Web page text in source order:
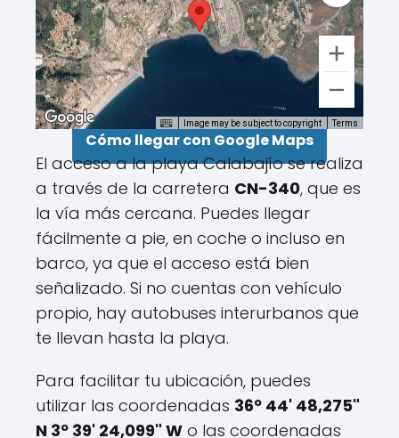
Image may be subject to copyright Terms
Cómo llegar con Google Maps
El acceso a la playa Calabajío se realiza
a través de la carretera CN-340, que es
la vía más cercana. Puedes llegar
fácilmente a pie, en coche o incluso en
barco, ya que el acceso está bien
señalizado. Si no cuentas con vehículo
propio, hay autobuses interurbanos que
te llevan hasta la playa.
Para facilitar tu ubicación, puedes
utilizar las coordenadas 36º 44' 48,275"
N 3º 39' 24,099" W o las coordenadas